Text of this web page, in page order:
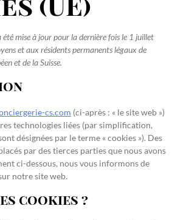
mise à jour pour la dernière fois le 1 juillet
et aux résidents permanents légaux de
et de la Suisse.
cs.com (ci-après : « le site web »)
technologies liées (par simplification,
désignées par le terme « cookies »). Des
par des tierces parties que nous avons
ci-dessous, nous vous informons de
notre site web.
cookies ?